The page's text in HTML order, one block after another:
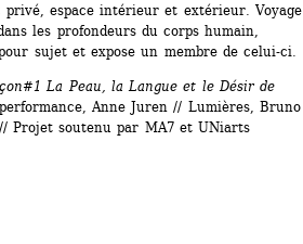
espace intérieur et extérieur. Voyage
les profondeurs du corps humain,
sujet et expose un membre de celui-ci.
La Peau, la Langue et le Désir de
Anne Juren // Lumières, Bruno
Projet soutenu par MA7 et UNiarts